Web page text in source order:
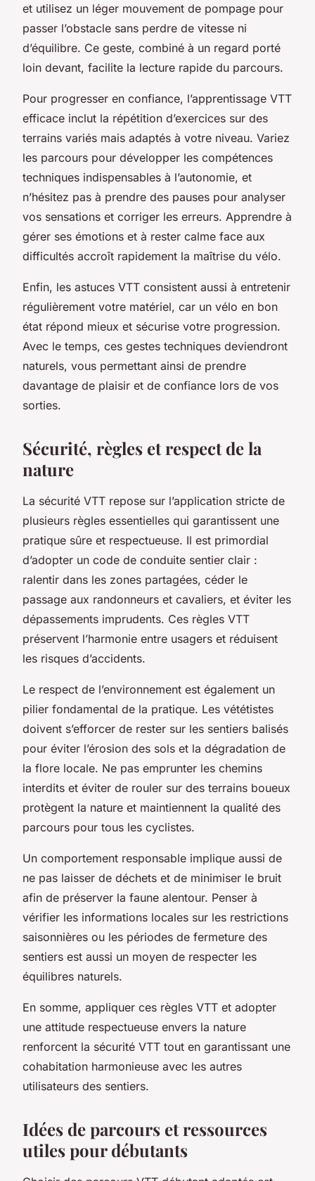
et utilisez un léger mouvement de pompage pour
passer l’obstacle sans perdre de vitesse ni
d’équilibre. Ce geste, combiné à un regard porté
loin devant, facilite la lecture rapide du parcours.
Pour progresser en confiance, l’apprentissage VTT
efficace inclut la répétition d’exercices sur des
terrains variés mais adaptés à votre niveau. Variez
les parcours pour développer les compétences
techniques indispensables à l’autonomie, et
n’hésitez pas à prendre des pauses pour analyser
vos sensations et corriger les erreurs. Apprendre à
gérer ses émotions et à rester calme face aux
difficultés accroît rapidement la maîtrise du vélo.
Enfin, les astuces VTT consistent aussi à entretenir
régulièrement votre matériel, car un vélo en bon
état répond mieux et sécurise votre progression.
Avec le temps, ces gestes techniques deviendront
naturels, vous permettant ainsi de prendre
davantage de plaisir et de confiance lors de vos
sorties.
Sécurité, règles et respect de la
nature
La sécurité VTT repose sur l’application stricte de
plusieurs règles essentielles qui garantissent une
pratique sûre et respectueuse. Il est primordial
d’adopter un code de conduite sentier clair :
ralentir dans les zones partagées, céder le
passage aux randonneurs et cavaliers, et éviter les
dépassements imprudents. Ces règles VTT
préservent l’harmonie entre usagers et réduisent
les risques d’accidents.
Le respect de l’environnement est également un
pilier fondamental de la pratique. Les vététistes
doivent s’efforcer de rester sur les sentiers balisés
pour éviter l’érosion des sols et la dégradation de
la flore locale. Ne pas emprunter les chemins
interdits et éviter de rouler sur des terrains boueux
protègent la nature et maintiennent la qualité des
parcours pour tous les cyclistes.
Un comportement responsable implique aussi de
ne pas laisser de déchets et de minimiser le bruit
afin de préserver la faune alentour. Penser à
vérifier les informations locales sur les restrictions
saisonnières ou les périodes de fermeture des
sentiers est aussi un moyen de respecter les
équilibres naturels.
En somme, appliquer ces règles VTT et adopter
une attitude respectueuse envers la nature
renforcent la sécurité VTT tout en garantissant une
cohabitation harmonieuse avec les autres
utilisateurs des sentiers.
Idées de parcours et ressources
utiles pour débutants